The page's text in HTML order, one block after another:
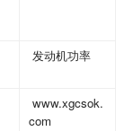
发动机功率
www.xgcsok.
com